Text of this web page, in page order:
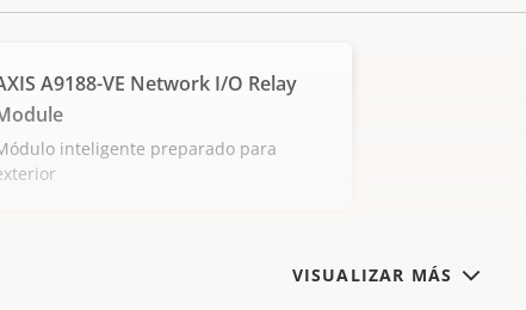
VISUALIZAR MÁS
A9188-VE Network I/O Relay
inteligente preparado para